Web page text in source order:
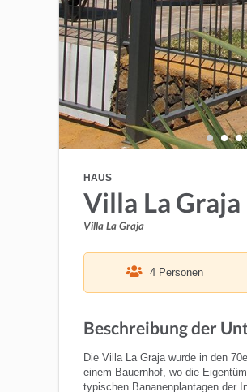
HAUS
Villa La Graja
Villa La Graja
4 Personen
Beschreibung der
Die Villa La Graja wurde in den
einem Bauernhof, wo die
typischen Bananenplantagen der